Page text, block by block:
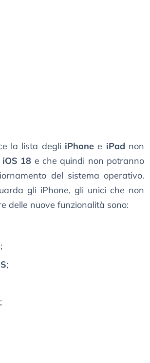
la lista degli iPhone e iPad non
iOS 18 e che quindi non potranno
del sistema operativo.
gli iPhone, gli unici che non
delle nuove funzionalità sono:
;
;
;